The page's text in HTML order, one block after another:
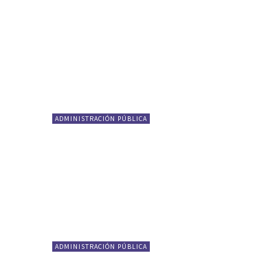
ADMINISTRACIÓN PÚBLICA
ADMINISTRACIÓN PÚBLICA